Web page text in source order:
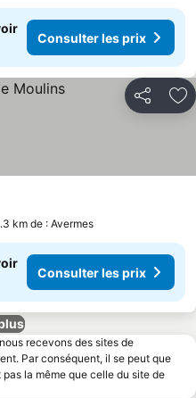
Consulter les prix
Partager
km de : Avermes
Consulter les prix
recevons des sites de
Par conséquent, il se peut que
la même que celle du site de